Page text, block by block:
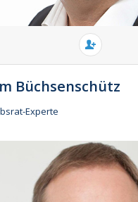
Büchsenschütz
Experte